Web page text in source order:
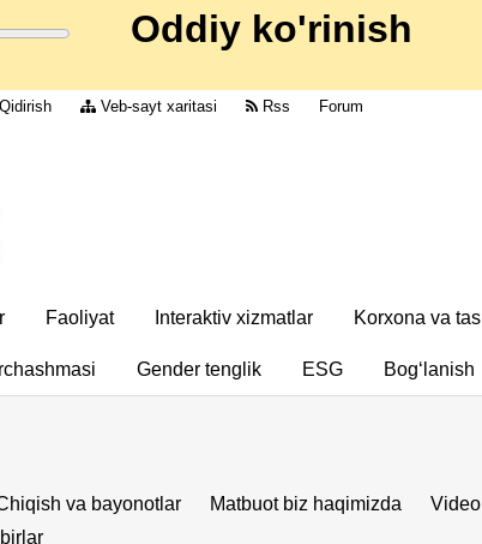
Oddiy ko'rinish
Qidirish Veb-sayt xaritasi Rss
Forum
Faoliyat Interaktiv xizmatlar Korxona va
Gender tenglik ESG Bog‘lanish
va bayonotlar Matbuot biz haqimizda